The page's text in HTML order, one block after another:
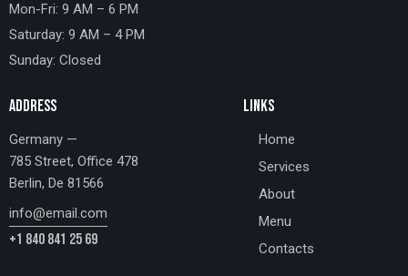
Mon-Fri: 9 AM – 6 PM
Saturday: 9 AM – 4 PM
Sunday: Closed
ADDRESS
Germany —
785 Street, Office 478
Berlin, De 81566
info@email.com
+1 840 841 25 69
LINKS
Home
Services
About
Menu
Contacts